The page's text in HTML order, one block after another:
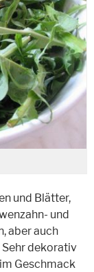
und Blätter,
und
aber auch
Sehr dekorativ
Geschmack